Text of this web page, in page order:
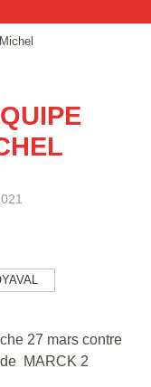
27 mars contre
MARCK 2